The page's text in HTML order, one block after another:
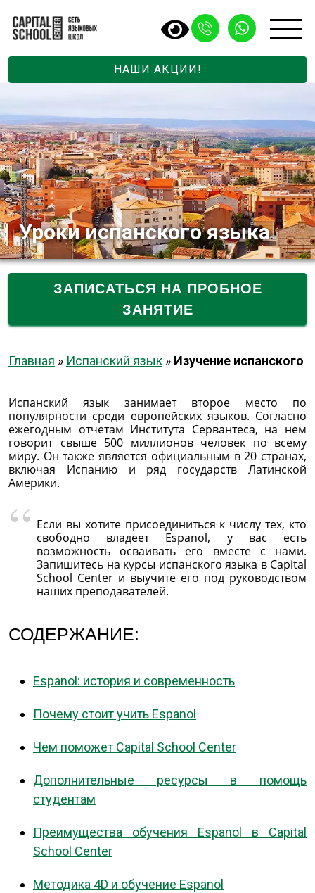
НАШИ АКЦИИ!
Уроки испанского языка
ЗАПИСАТЬСЯ НА ПРОБНОЕ
ЗАНЯТИЕ
Главная » Испанский язык » Изучение испанского
Испанский язык занимает второе место по
популярности среди европейских языков. Согласно
ежегодным отчетам Института Сервантеса, на нем
говорит свыше 500 миллионов человек по всему
миру. Он также является официальным в 20 странах,
включая Испанию и ряд государств Латинской
Америки.
Если вы хотите присоединиться к числу тех, кто
свободно владеет Espanol, у вас есть
возможность осваивать его вместе с нами.
Запишитесь на курсы испанского языка в Capital
School Center и выучите его под руководством
наших преподавателей.
СОДЕРЖАНИЕ:
Espanol: история и современность
Почему стоит учить Espanol
Чем поможет Capital School Center
Дополнительные ресурсы в помощь
студентам
Преимущества обучения Espanol в Capital
School Center
Методика 4D и обучение Espanol